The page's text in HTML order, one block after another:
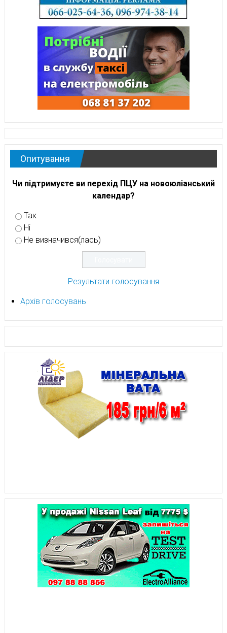
Опитування
Чи підтримуєте ви перехід ПЦУ на новоюліанський
календар?
Так
Ні
Не визначився(лась)
Результати голосування
Архів голосувань